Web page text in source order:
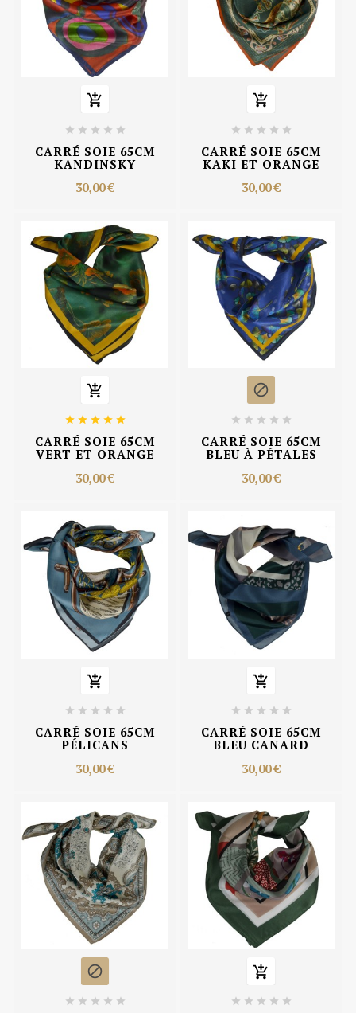

    
CARRÉ SOIE 65CM
KANDINSKY
30,00 €

    
CARRÉ SOIE 65CM
KAKI ET ORANGE
30,00 €

    
CARRÉ SOIE 65CM
VERT ET ORANGE
30,00 €

    
CARRÉ SOIE 65CM
BLEU À PÉTALES
30,00 €

    
CARRÉ SOIE 65CM
PÉLICANS
30,00 €

    
CARRÉ SOIE 65CM
BLEU CANARD
30,00 €

    

    